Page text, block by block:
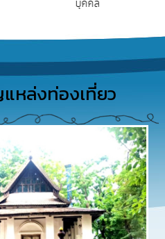
บุคคล
หล่งท่องเที่ยว